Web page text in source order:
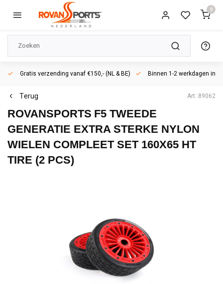
0
Gratis verzending vanaf €150,- (NL & BE) Binnen 1-2 werkdagen in
Terug Art: 89062
ROVANSPORTS F5 TWEEDE
GENERATIE EXTRA STERKE NYLON
WIELEN COMPLEET SET 160X65 HT
TIRE (2 PCS)